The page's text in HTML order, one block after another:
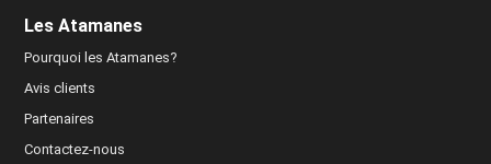
Les Atamanes
Pourquoi les Atamanes?
Avis clients
Partenaires
Contactez-nous